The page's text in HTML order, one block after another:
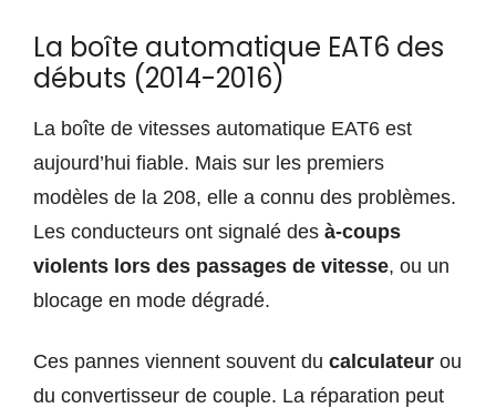
La boîte automatique EAT6 des
débuts (2014-2016)
La boîte de vitesses automatique EAT6 est
aujourd’hui fiable. Mais sur les premiers
modèles de la 208, elle a connu des problèmes.
Les conducteurs ont signalé des à-coups
violents lors des passages de vitesse, ou un
blocage en mode dégradé.
Ces pannes viennent souvent du calculateur ou
du convertisseur de couple. La réparation peut